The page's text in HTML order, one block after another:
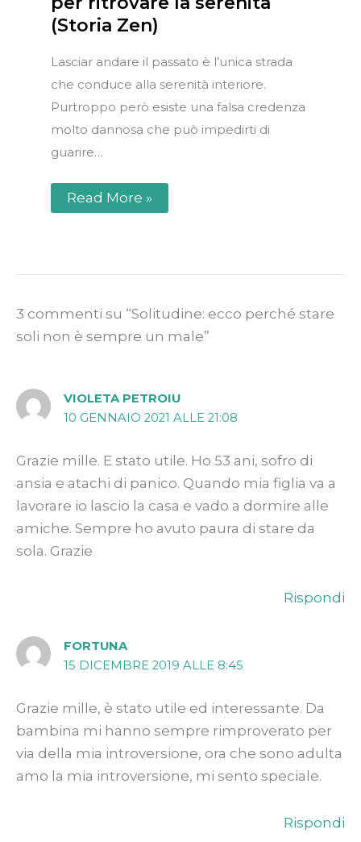
(Storia Zen)
Lasciar andare il passato è l’unica strada
che conduce alla serenità interiore.
Purtroppo però esiste una falsa credenza
molto dannosa che può impedirti di
guarire…
Read More »
3 commenti su “Solitudine: ecco perché stare
soli non è sempre un male”
VIOLETA PETROIU
10 GENNAIO 2021 ALLE 21:08
Grazie mille. E stato utile. Ho 53 ani, sofro di
ansia e atachi di panico. Quando mia figlia va a
lavorare io lascio la casa e vado a dormire alle
amiche. Sempre ho avuto paura di stare da
sola. Grazie
Rispondi
FORTUNA
15 DICEMBRE 2019 ALLE 8:45
Grazie mille, è stato utile ed interessante. Da
bambina mi hanno sempre rimproverato per
via della mia introversione, ora che sono adulta
amo la mia introversione, mi sento speciale.
Rispondi